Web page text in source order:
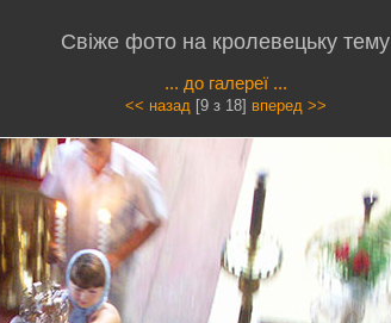
Свіже фото на кролевецьку тему
... до галереї ...
<< назад [9 з 18] вперед >>